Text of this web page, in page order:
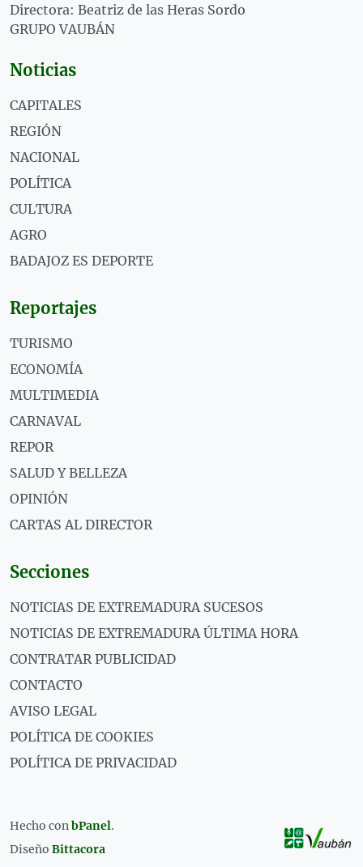
Directora: Beatriz de las Heras Sordo
GRUPO VAUBÁN
Noticias
CAPITALES
REGIÓN
NACIONAL
POLÍTICA
CULTURA
AGRO
BADAJOZ ES DEPORTE
Reportajes
TURISMO
ECONOMÍA
MULTIMEDIA
CARNAVAL
REPOR
SALUD Y BELLEZA
OPINIÓN
CARTAS AL DIRECTOR
Secciones
NOTICIAS DE EXTREMADURA SUCESOS
NOTICIAS DE EXTREMADURA ÚLTIMA HORA
CONTRATAR PUBLICIDAD
CONTACTO
AVISO LEGAL
POLÍTICA DE COOKIES
POLÍTICA DE PRIVACIDAD
Hecho conbPanel.
Diseño Bittacora